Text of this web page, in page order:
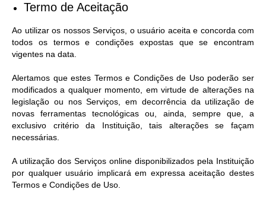
Termo de Aceitação
Ao utilizar os nossos Serviços, o usuário aceita e concorda com
todos os termos e condições expostas que se encontram
vigentes na data.
Alertamos que estes Termos e Condições de Uso poderão ser
modificados a qualquer momento, em virtude de alterações na
legislação ou nos Serviços, em decorrência da utilização de
novas ferramentas tecnológicas ou, ainda, sempre que, a
exclusivo critério da Instituição, tais alterações se façam
necessárias.
A utilização dos Serviços online disponibilizados pela Instituição
por qualquer usuário implicará em expressa aceitação destes
Termos e Condições de Uso.